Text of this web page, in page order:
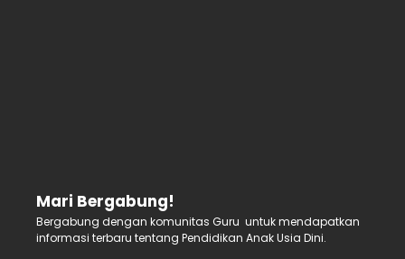
Mari Bergabung!
Bergabung dengan komunitas Guru untuk mendapatkan
informasi terbaru tentang Pendidikan Anak Usia Dini.